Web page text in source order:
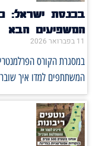
בכנסת ישראל:
המשפיעים הבא
11 בפברואר 2026
במסגרת הקורס הפרלמנטרי
המשתתפים למדו איך